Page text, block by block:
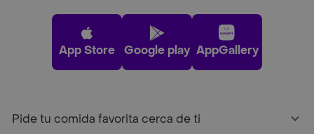
App Store Google play AppGallery
Pide tu comida favorita cerca de ti